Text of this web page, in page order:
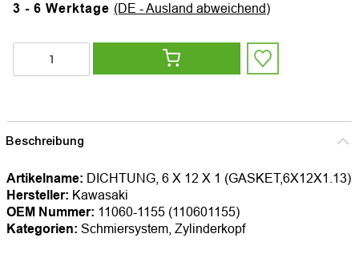
3 - 6 Werktage (DE - Ausland abweichend)
Beschreibung
Artikelname: DICHTUNG, 6 X 12 X 1 (GASKET,6X12X1.13)
Hersteller: Kawasaki
OEM Nummer: 11060-1155 (110601155)
Kategorien: Schmiersystem, Zylinderkopf